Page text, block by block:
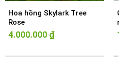
Hoa hồng Skylark Tree
Rose
4.000.000 ₫